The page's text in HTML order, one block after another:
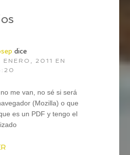
dice
ENERO, 2011 EN
me van, no sé si será
(Mozilla) o que
es un PDF y tengo el